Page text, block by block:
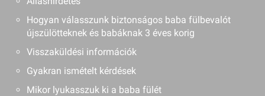
Hogyan válasszunk biztonságos baba fülbevalót
újszülötteknek és babáknak 3 éves korig
Visszaküldési információk
Gyakran ismételt kérdések
Mikor lyukasszuk ki a baba fülét